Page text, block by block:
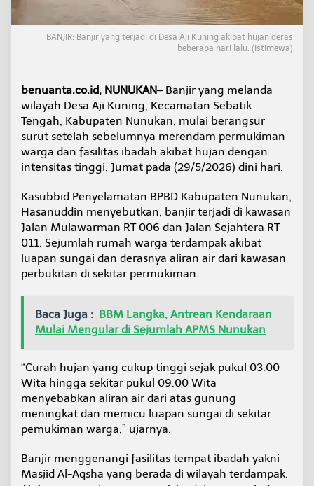
T
e
h
u
l
a
i
u
u
t
BANJIR: Banjir yang terjadi di Desa Aji Kuning akibat hujan deras
beberapa hari lalu. (Istimewa)
benuanta.co.id, NUNUKAN– Banjir yang melanda
wilayah Desa Aji Kuning, Kecamatan Sebatik
Tengah, Kabupaten Nunukan, mulai berangsur
surut setelah sebelumnya merendam permukiman
warga dan fasilitas ibadah akibat hujan dengan
intensitas tinggi, Jumat pada (29/5/2026) dini hari.
Kasubbid Penyelamatan BPBD Kabupaten Nunukan,
Hasanuddin menyebutkan, banjir terjadi di kawasan
Jalan Mulawarman RT 006 dan Jalan Sejahtera RT
011. Sejumlah rumah warga terdampak akibat
luapan sungai dan derasnya aliran air dari kawasan
perbukitan di sekitar permukiman.
Baca Juga : BBM Langka, Antrean Kendaraan
Mulai Mengular di Sejumlah APMS Nunukan
“Curah hujan yang cukup tinggi sejak pukul 03.00
Wita hingga sekitar pukul 09.00 Wita
menyebabkan aliran air dari atas gunung
meningkat dan memicu luapan sungai di sekitar
pemukiman warga,” ujarnya.
Banjir menggenangi fasilitas tempat ibadah yakni
Masjid Al-Aqsha yang berada di wilayah terdampak.